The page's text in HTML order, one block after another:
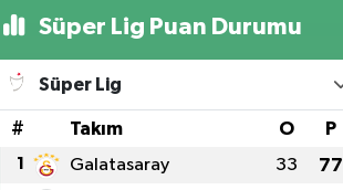
Süper Lig Puan Durumu
Süper Lig
# Takım O P
1 Galatasaray 33 77